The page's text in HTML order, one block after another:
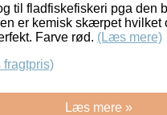
til fladfiskefiskeri pga den
er kemisk skærpet hvilket
Farve rød. (Læs mere)
fragtpris)
Læs mere »